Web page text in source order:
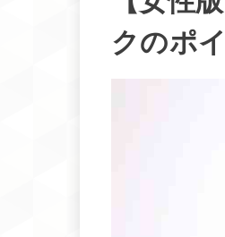
クのポ